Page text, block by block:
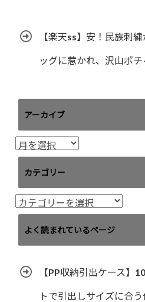
【楽天ss】安！民族刺
ッグに惹かれ、沢山ポチ
アーカイブ
ア
ー
イ
ブ
カテゴリー
カ
テ
リ
よく読まれているページ
【PP収納引出ケース】
トで引出しサイズに合う